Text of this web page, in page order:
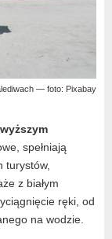
— foto: Pixabay
spełniają
turystów,
z białym
ręki, od
na wodzie.